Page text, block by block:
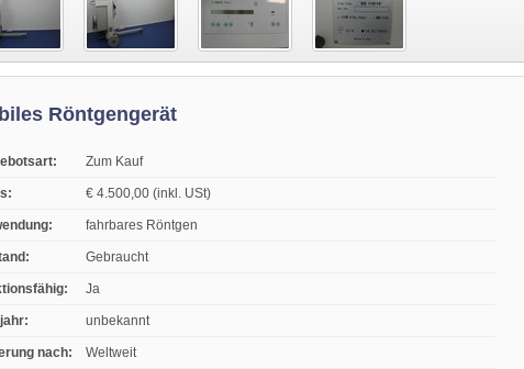
Röntgengerät
Zum Kauf
€ 4.500,00 (inkl. USt)
fahrbares Röntgen
Gebraucht
Ja
unbekannt
nach: Weltweit